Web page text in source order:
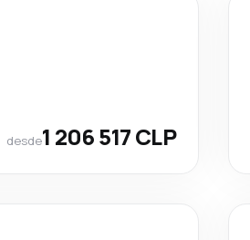
desde1 206 517 CLP